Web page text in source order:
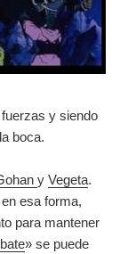
y siendo
boca.
yVegeta.
esa forma,
para mantener
» se puede